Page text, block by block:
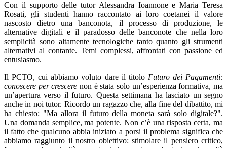
Con il supporto delle tutor Alessandra Ioannone e Maria Teresa
Rosati, gli studenti hanno raccontato ai loro coetanei il valore
nascosto dietro una banconota, il processo di produzione, le
alternative digitali e il paradosso delle banconote che nella loro
semplicità sono altamente tecnologiche tanto quanto gli strumenti
alternativi al contante. Temi complessi, affrontati con passione ed
entusiasmo.
Il PCTO, cui abbiamo voluto dare il titolo Futuro dei Pagamenti:
conoscere per crescere non è stata solo un’esperienza formativa, ma
un’apertura verso il futuro. Questa settimana ha lasciato un segno
anche in noi tutor. Ricordo un ragazzo che, alla fine del dibattito, mi
ha chiesto: "Ma allora il futuro della moneta sarà solo digitale?".
Una domanda semplice, ma potente. Non c’è una risposta certa, ma
il fatto che qualcuno abbia iniziato a porsi il problema significa che
abbiamo raggiunto il nostro obiettivo: stimolare il pensiero critico,